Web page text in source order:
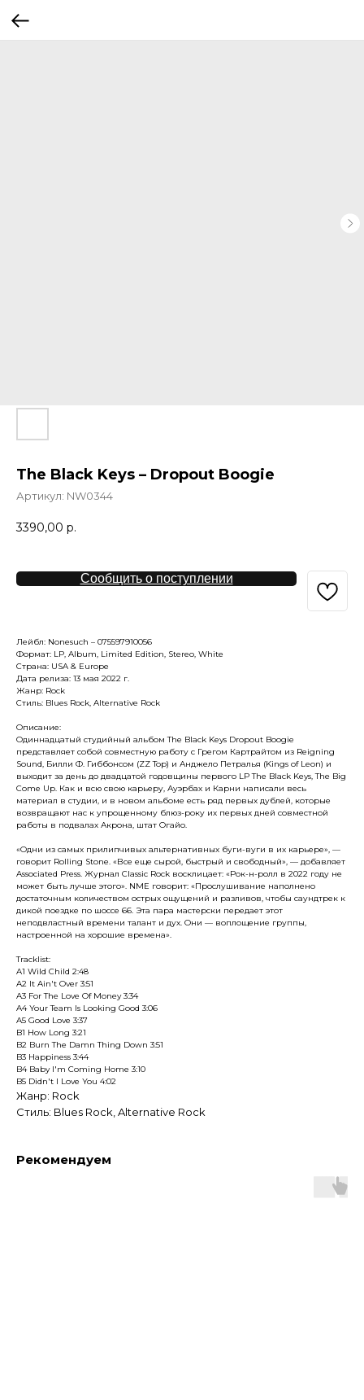
The Black Keys – Dropout Boogie
Артикул: NW0344
3390,00 р.
Сообщить о поступлении
Лейбл: Nonesuch – 075597910056
Формат: LP, Album, Limited Edition, Stereo, White
Страна: USA & Europe
Дата релиза: 13 мая 2022 г.
Жанр: Rock
Стиль: Blues Rock, Alternative Rock
Описание:
Одиннадцатый студийный альбом The Black Keys Dropout Boogie
представляет собой совместную работу с Грегом Картрайтом из Reigning
Sound, Билли Ф. Гиббонсом (ZZ Top) и Анджело Петралья (Kings of Leon) и
выходит за день до двадцатой годовщины первого LP The Black Keys, The Big
Come Up. Как и всю свою карьеру, Ауэрбах и Карни написали весь
материал в студии, и в новом альбоме есть ряд первых дублей, которые
возвращают нас к упрощенному блюз-року их первых дней совместной
работы в подвалах Акрона, штат Огайо.
«Одни из самых прилипчивых альтернативных буги-вуги в их карьере», —
говорит Rolling Stone. «Все еще сырой, быстрый и свободный», — добавляет
Associated Press. Журнал Classic Rock восклицает: «Рок-н-ролл в 2022 году не
может быть лучше этого». NME говорит: «Прослушивание наполнено
достаточным количеством острых ощущений и разливов, чтобы саундтрек к
дикой поездке по шоссе 66. Эта пара мастерски передает этот
неподвластный времени талант и дух. Они — воплощение группы,
настроенной на хорошие времена».
Tracklist:
A1 Wild Child 2:48
A2 It Ain't Over 3:51
A3 For The Love Of Money 3:34
A4 Your Team Is Looking Good 3:06
A5 Good Love 3:37
B1 How Long 3:21
B2 Burn The Damn Thing Down 3:51
B3 Happiness 3:44
B4 Baby I'm Coming Home 3:10
B5 Didn't I Love You 4:02
Жанр: Rock
Стиль: Blues Rock, Alternative Rock
Рекомендуем